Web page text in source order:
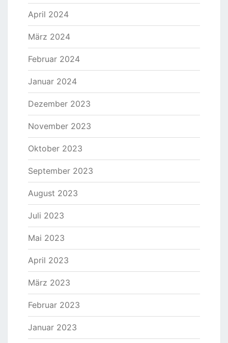
April 2024
März 2024
Februar 2024
Januar 2024
Dezember 2023
November 2023
Oktober 2023
September 2023
August 2023
Juli 2023
Mai 2023
April 2023
März 2023
Februar 2023
Januar 2023